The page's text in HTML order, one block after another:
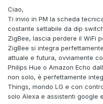
Ciao,
Ti invio in PM la scheda
costante settabile da dip
ZigBee, lascia perdere il WiFi
ZigBee si integra
attuale e futura, ovviamente
Philips Hue o Amazon Echo
non solo, è perfettamente
Things, mondo LG e con
solo Alexa e assistenti google